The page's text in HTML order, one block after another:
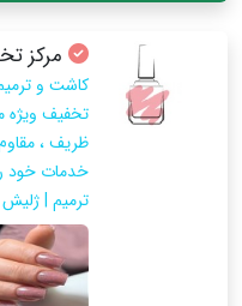
مرکز
کاشت و
تخفیف ویژه
ظریف ،
خدمات خود
ترمیم |